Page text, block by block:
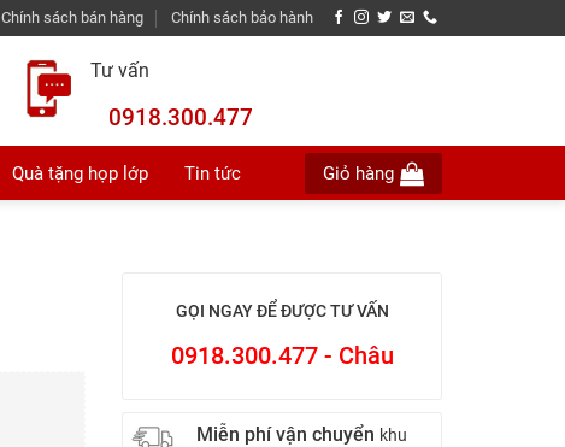
Chính sách bán hàng Chính sách bảo hành
Tư vấn
0918.300.477
Quà tặng họp lớp Tin tức Giỏ hàng
GỌI NGAY ĐỂ ĐƯỢC TƯ VẤN
0918.300.477 - Châu
Miễn phí vận chuyển khu